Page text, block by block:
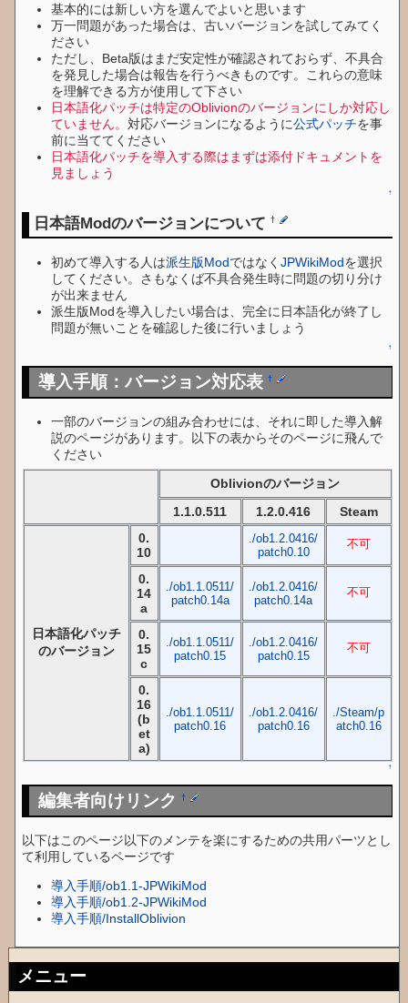
基本的には新しい方を選んでよいと思います
万一問題があった場合は、古いバージョンを試してみてく
ださい
ただし、Beta版はまだ安定性が確認されておらず、不具合
を発見した場合は報告を行うべきものです。これらの意味
を理解できる方が使用して下さい
日本語化パッチは特定のOblivionのバージョンにしか対応し
ていません。対応バージョンになるように公式パッチを事
前に当ててください
日本語化パッチを導入する際はまずは添付ドキュメントを
見ましょう
↑
日本語Modのバージョンについて†
初めて導入する人は派生版ModではなくJPWikiModを選択
してください。さもなくば不具合発生時に問題の切り分け
が出来ません
派生版Modを導入したい場合は、完全に日本語化が終了し
問題が無いことを確認した後に行いましょう
↑
導入手順：バージョン対応表†
一部のバージョンの組み合わせには、それに即した導入解
説のページがあります。以下の表からそのページに飛んで
ください
Oblivionのバージョン
1.1.0.511
1.2.0.416 Steam
日本語化パッチ
のバージョン
0.
10
./ob1.2.0416/
patch0.10
不可
0.
14
a
./ob1.1.0511/
patch0.14a
./ob1.2.0416/
patch0.14a
不可
0.
15
c
./ob1.1.0511/
patch0.15
./ob1.2.0416/
patch0.15
不可
0.
16
(b
et
a)
./ob1.1.0511/
patch0.16
./ob1.2.0416/
patch0.16
./Steam/p
atch0.16
↑
編集者向けリンク†
以下はこのページ以下のメンテを楽にするための共用パーツとし
て利用しているページです
導入手順/ob1.1-JPWikiMod
導入手順/ob1.2-JPWikiMod
導入手順/InstallOblivion
メニュー